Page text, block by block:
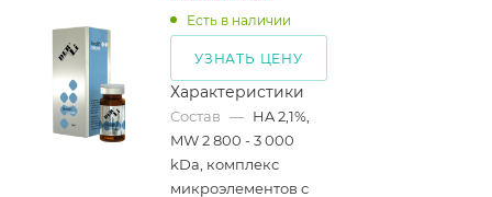
Есть в наличии
УЗНАТЬ ЦЕНУ
Характеристики
Состав — HA 2,1%,
MW 2 800 - 3 000
kDa, комплекс
микроэлементов с